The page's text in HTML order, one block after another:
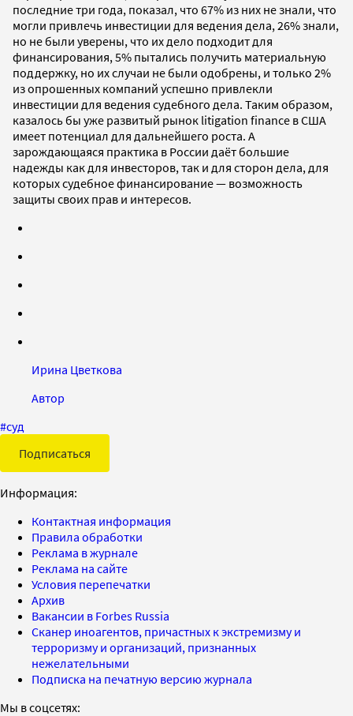
последние три года, показал, что 67% из них не знали, что
могли привлечь инвестиции для ведения дела, 26% знали,
но не были уверены, что их дело подходит для
финансирования, 5% пытались получить материальную
поддержку, но их случаи не были одобрены, и только 2%
из опрошенных компаний успешно привлекли
инвестиции для ведения судебного дела. Таким образом,
казалось бы уже развитый рынок litigation finance в США
имеет потенциал для дальнейшего роста. А
зарождающаяся практика в России даёт большие
надежды как для инвесторов, так и для сторон дела, для
которых судебное финансирование — возможность
защиты своих прав и интересов.
Ирина Цветкова
Автор
#суд
Подписаться
Информация:
Контактная информация
Правила обработки
Реклама в журнале
Реклама на сайте
Условия перепечатки
Архив
Вакансии в Forbes Russia
Сканер иноагентов, причастных к экстремизму и
терроризму и организаций, признанных
нежелательными
Подписка на печатную версию журнала
Мы в соцсетях: